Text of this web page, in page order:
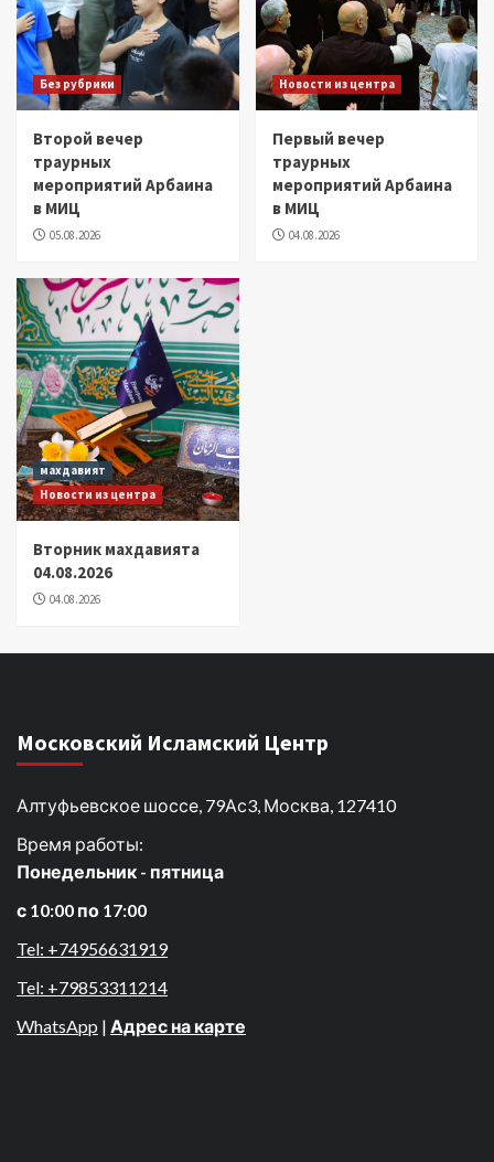
Без рубрики
Второй вечер
траурных
мероприятий Арбаина
в МИЦ
05.08.2026
Новости из центра
Первый вечер
траурных
мероприятий Арбаина
в МИЦ
04.08.2026
махдавият
Новости из центра
Вторник махдавията
04.08.2026
04.08.2026
Московский Исламский Центр
Алтуфьевское шоссе, 79Ас3, Москва, 127410
Время работы:
Понедельник - пятница
с 10:00 по 17:00
Tel: +74956631919
Tel: +79853311214
WhatsApp | Адрес на карте